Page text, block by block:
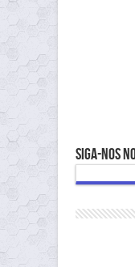
Siga-nos